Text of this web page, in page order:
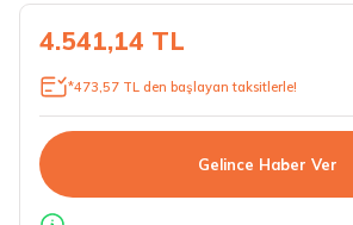
23 Lastikler
4.541,14 TL
*473,57 TL den başlayan taksitlerle!
Gelince Haber Ver